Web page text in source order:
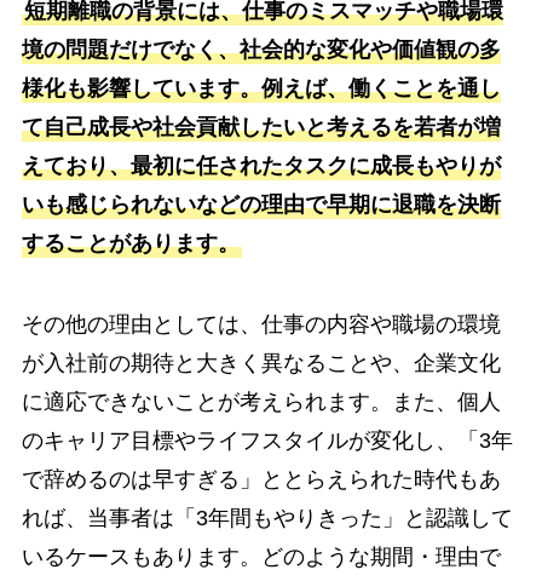
短期離職の背景には、仕事のミスマッチや職場環
境の問題だけでなく、社会的な変化や価値観の多
様化も影響しています。例えば、働くことを通し
て自己成長や社会貢献したいと考えるを若者が増
えており、最初に任されたタスクに成長もやりが
いも感じられないなどの理由で早期に退職を決断
することがあります。
その他の理由としては、仕事の内容や職場の環境
が入社前の期待と大きく異なることや、企業文化
に適応できないことが考えられます。また、個人
のキャリア目標やライフスタイルが変化し、「3年
で辞めるのは早すぎる」ととらえられた時代もあ
れば、当事者は「3年間もやりきった」と認識して
いるケースもあります。どのような期間・理由で